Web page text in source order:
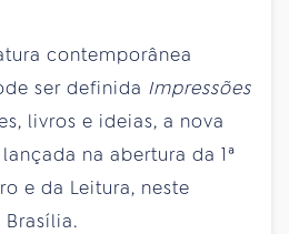
contemporânea
ser definida Impressões
livros e ideias, a nova
lançada na abertura da 1ª
e da Leitura, neste
Brasília.